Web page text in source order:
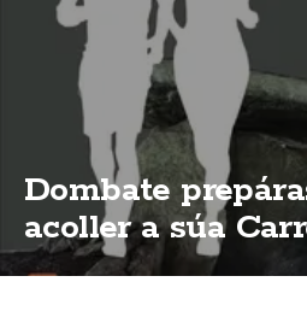
Dombate
acoller a súa